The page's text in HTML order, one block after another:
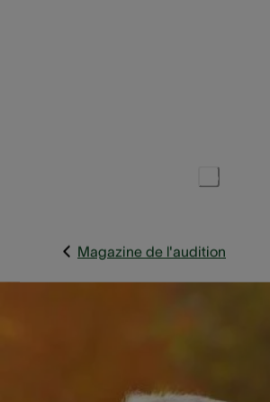
Magazine de l'audition
également. Vous remarquez que vous
toujours bien ? Ou vous peinez à
Vous n’êtes certainement pas le/